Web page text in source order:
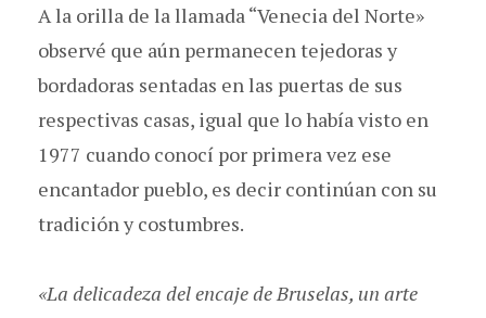
A la orilla de la llamada “Venecia del Norte»
observé que aún permanecen tejedoras y
bordadoras sentadas en las puertas de sus
respectivas casas, igual que lo había visto en
1977 cuando conocí por primera vez ese
encantador pueblo, es decir continúan con su
tradición y costumbres.
«La delicadeza del encaje de Bruselas, un arte